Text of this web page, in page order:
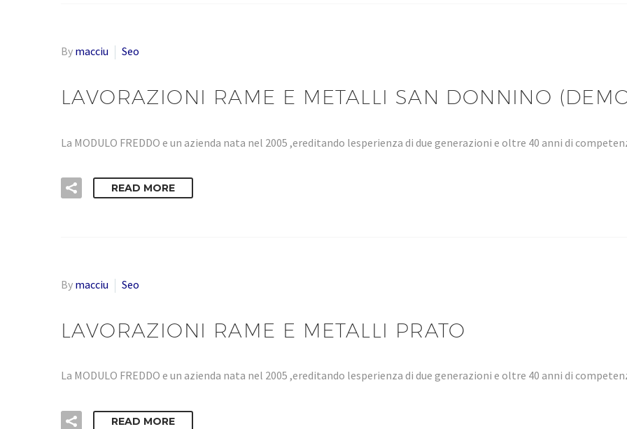
By macciu Seo
LAVORAZIONI RAME E METALLI SAN DONNINO
La MODULO FREDDO e un azienda nata nel 2005 ,ereditando lesperienza di due generazioni e oltre 40 anni di
READ MORE
By macciu Seo
LAVORAZIONI RAME E METALLI PRATO
La MODULO FREDDO e un azienda nata nel 2005 ,ereditando lesperienza di due generazioni e oltre 40 anni di
READ MORE